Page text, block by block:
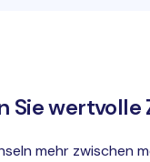
Sie wertvolle
mehr zwischen